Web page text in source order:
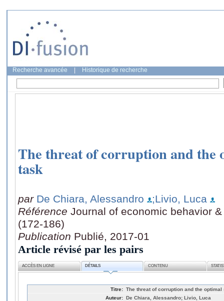
Recherche avancée Historique de recherche
The threat of corruption and the
task
par De Chiara, Alessandro
;Livio, Luca
Référence Journal of economic behavior
(172-186)
Publication Publié, 2017-01
Article révisé par les pairs
ACCÈS EN LIGNE DÉTAILS CONTENU
Titre: The threat of corruption and the
Auteur: De Chiara, Alessandro; Livio, Luca